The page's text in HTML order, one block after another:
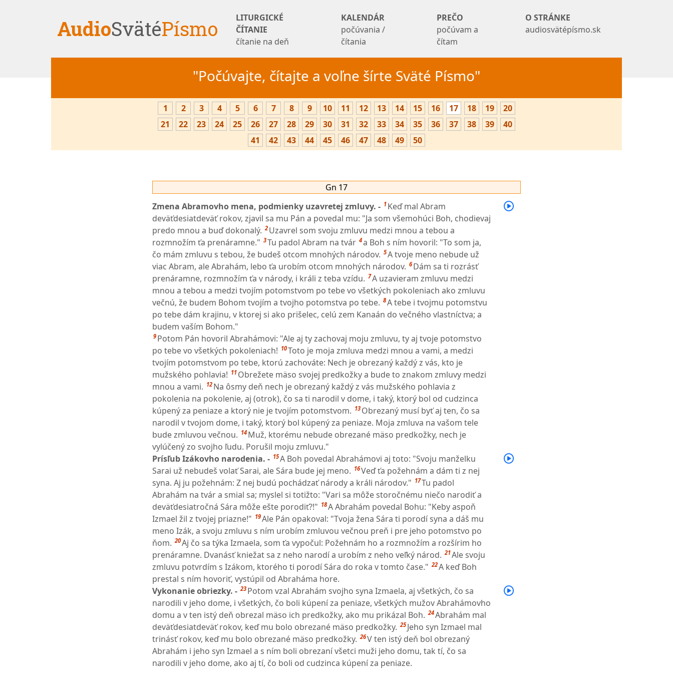
AudioSvätéPísmo
LITURGICKÉ
ČÍTANIE
čítanie na deň
KALENDÁR
počúvania /
čítania
PREČO
počúvam a
čítam
O STRÁNKE
audiosvätépísmo.sk
"Počúvajte, čítajte a voľne šírte Sväté Písmo"
1 2 3 4 5 6 7 8 9 10 11 12 13 14 15 16 17 18 19
20
21
22 23 24 25 26 27 28 29 30 31 32 33 34 35 36 37 38 39
40
41
42 43 44 45 46 47 48 49 50
Gn 17
Zmena Abramovho mena, podmienky uzavretej zmluvy. - 1 Keď mal Abram
deväťdesiatdeväť rokov, zjavil sa mu Pán a povedal mu: "Ja som všemohúci Boh, chodievaj
predo mnou a buď dokonalý. 2 Uzavrel som svoju zmluvu medzi mnou a tebou a
rozmnožím ťa prenáramne." 3Tu padol Abram na tvár 4a Boh s ním hovoril: "To som ja,
čo mám zmluvu s tebou, že budeš otcom mnohých národov. 5A tvoje meno nebude už
viac Abram, ale Abrahám, lebo ťa urobím otcom mnohých národov. 6 Dám sa ti rozrásť
prenáramne, rozmnožím ťa v národy, i králi z teba vzídu. 7A uzavieram zmluvu medzi
mnou a tebou a medzi tvojím potomstvom po tebe vo všetkých pokoleniach ako zmluvu
večnú, že budem Bohom tvojím a tvojho potomstva po tebe. 8A tebe i tvojmu potomstvu
po tebe dám krajinu, v ktorej si ako prišelec, celú zem Kanaán do večného vlastníctva; a
budem vaším Bohom."
9 Potom Pán hovoril Abrahámovi: "Ale aj ty zachovaj moju zmluvu, ty aj tvoje potomstvo
po tebe vo všetkých pokoleniach! 10Toto je moja zmluva medzi mnou a vami, a medzi
tvojím potomstvom po tebe, ktorú zachováte: Nech je obrezaný každý z vás, kto je
mužského pohlavia! 11 Obrežete mäso svojej predkožky a bude to znakom zmluvy medzi
mnou a vami. 12 Na ôsmy deň nech je obrezaný každý z vás mužského pohlavia z
pokolenia na pokolenie, aj (otrok), čo sa ti narodil v dome, i taký, ktorý bol od cudzinca
kúpený za peniaze a ktorý nie je tvojím potomstvom. 13 Obrezaný musí byť aj ten, čo sa
narodil v tvojom dome, i taký, ktorý bol kúpený za peniaze. Moja zmluva na vašom tele
bude zmluvou večnou. 14 Muž, ktorému nebude obrezané mäso predkožky, nech je
vylúčený zo svojho ľudu. Porušil moju zmluvu."
Prísľub Izákovho narodenia. - 15A Boh povedal Abrahámovi aj toto: "Svoju manželku
Sarai už nebudeš volať Sarai, ale Sára bude jej meno. 16Veď ťa požehnám a dám ti z nej
syna. Aj ju požehnám: Z nej budú pochádzať národy a králi národov." 17Tu padol
Abrahám na tvár a smial sa; myslel si totižto: "Vari sa môže storočnému niečo narodiť a
deväťdesiatročná Sára môže ešte porodiť?!" 18A Abrahám povedal Bohu: "Keby aspoň
Izmael žil z tvojej priazne!" 19Ale Pán opakoval: "Tvoja žena Sára ti porodí syna a dáš mu
meno Izák, a svoju zmluvu s ním urobím zmluvou večnou preň i pre jeho potomstvo po
ňom. 20Aj čo sa týka Izmaela, som ťa vypočul: Požehnám ho a rozmnožím a rozšírim ho
prenáramne. Dvanásť kniežat sa z neho narodí a urobím z neho veľký národ. 21Ale svoju
zmluvu potvrdím s Izákom, ktorého ti porodí Sára do roka v tomto čase." 22A keď Boh
prestal s ním hovoriť, vystúpil od Abraháma hore.
Vykonanie obriezky. - 23 Potom vzal Abrahám svojho syna Izmaela, aj všetkých, čo sa
narodili v jeho dome, i všetkých, čo boli kúpení za peniaze, všetkých mužov Abrahámovho
domu a v ten istý deň obrezal mäso ich predkožky, ako mu prikázal Boh. 24Abrahám mal
deväťdesiatdeväť rokov, keď mu bolo obrezané mäso predkožky. 25 Jeho syn Izmael mal
trinásť rokov, keď mu bolo obrezané mäso predkožky. 26V ten istý deň bol obrezaný
Abrahám i jeho syn Izmael a s ním boli obrezaní všetci muži jeho domu, tak tí, čo sa
narodili v jeho dome, ako aj tí, čo boli od cudzinca kúpení za peniaze.